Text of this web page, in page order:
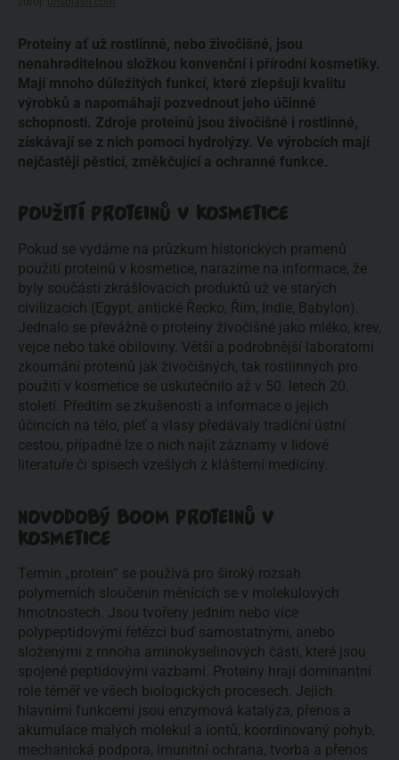
Proteiny ať už rostlinné, nebo živočišné, jsou
nenahraditelnou složkou konvenční i přírodní kosmetiky.
Mají mnoho důležitých funkcí, které zlepšují kvalitu
výrobků a napomáhají pozvednout jeho účinné
schopnosti. Zdroje proteinů jsou živočišné i rostlinné,
získávají se z nich pomocí hydrolýzy. Ve výrobcích mají
nejčastěji pěsticí, změkčující a ochranné funkce.
POUŽITÍ PROTEINŮ V KOSMETICE
Pokud se vydáme na průzkum historických pramenů
použití proteinů v kosmetice, narazíme na informace, že
byly součástí zkrášlovacích produktů už ve starých
civilizacích (Egypt, antické Řecko, Řím, Indie, Babylon).
Jednalo se převážně o proteiny živočišné jako mléko, krev,
vejce nebo také obiloviny. Větší a podrobnější laboratorní
zkoumání proteinů jak živočišných, tak rostlinných pro
použití v kosmetice se uskutečnilo až v 50. letech 20.
století. Předtím se zkušenosti a informace o jejich
účincích na tělo, pleť a vlasy předávaly tradiční ústní
cestou, případně lze o nich najít záznamy v lidové
literatuře či spisech vzešlých z klášterní medicíny.
NOVODOBÝ BOOM PROTEINŮ V
KOSMETICE
Termín „protein“ se používá pro široký rozsah
polymerních sloučenin měnících se v molekulových
hmotnostech. Jsou tvořeny jedním nebo více
polypeptidovými řetězci buď samostatnými, anebo
složenými z mnoha aminokyselinových částí, které jsou
spojené peptidovými vazbami. Proteiny hrají dominantní
role téměř ve všech biologických procesech. Jejich
hlavními funkcemi jsou enzymová katalýza, přenos a
akumulace malých molekul a iontů, koordinovaný pohyb,
mechanická podpora, imunitní ochrana, tvorba a přenos